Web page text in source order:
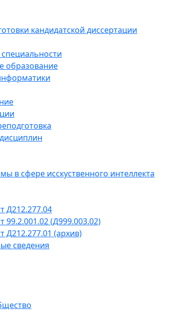
кандидатской диссертации
образование
в сфере исскуственного интеллекта
Д212.277.04
(Д999.003.02)
Д212.277.01 (архив)
сведения